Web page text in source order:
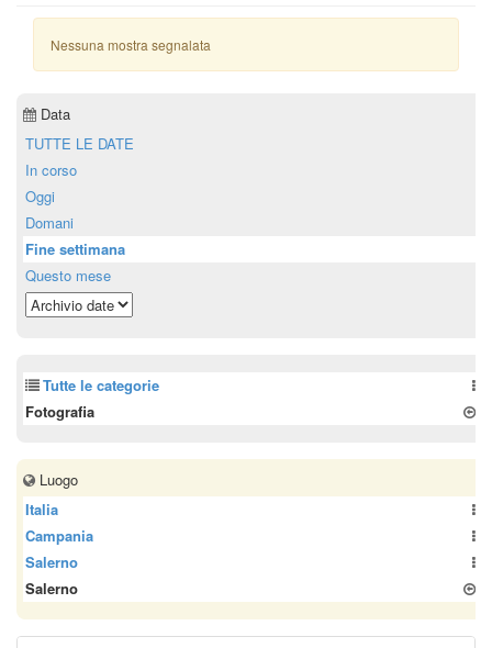
Nessuna mostra segnalata
Data
TUTTE LE DATE
In corso
Oggi
Domani
Fine settimana
Questo mese
Tutte le categorie
Fotografia
Luogo
Italia
Campania
Salerno
Salerno